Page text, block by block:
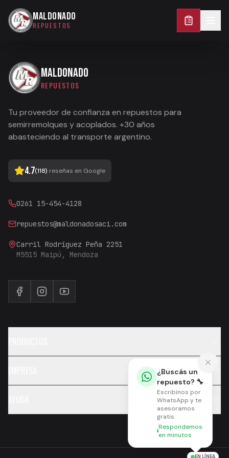
0261 15-454-4128
MALDONADO
REPUESTOS
MALDONADO
REPUESTOS
Tu proveedor de confianza en repuestos para
semirremolques y acoplados. +30 años
abasteciendo al transporte argentino.
4.7(118) reseñas en Google
0261 15-454-4128
repuestos@maldonadosaci.com
Carril Rodríguez Peña 2251
M5515 Maipú, Mendoza
¿Buscás un
repuesto? 🔧
Escribinos por
WhatsApp y te
asesoramos
gratis
Respondemos
en minutos
EN LÍNEA